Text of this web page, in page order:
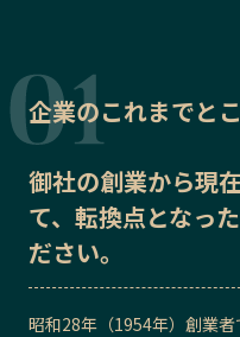
企業のこれまでと
御社の創業から現
て、転換点となっ
ださい。
昭和28年（1954年）創業